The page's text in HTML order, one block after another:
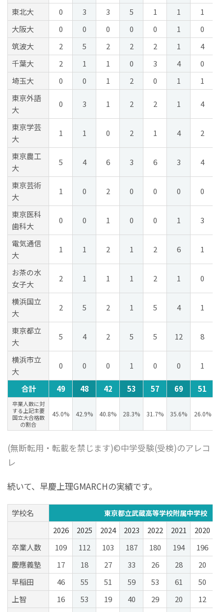
東北大
0 3 3 5 1 1
1
大阪大
0 0 0 0 0 1
0
筑波大
2 5 2 2 2 1
4
千葉大
2 1 1 0 3 4
0
埼玉大
0 0 1 2 0 1
1
東京外語
大
0 3 1 2 2 1 4
東京学芸
大
1 1 0 2 1 4 2
東京農工
大
5 4 6 3 6 3 4
東京芸術
大
1 0 2 0 0 0 0
東京医科
歯科大
0 0 1 0 0 1 3
電気通信
大
1 1 2 1 2 6 1
お茶の水
女子大
2 1 1 1 2 1 0
横浜国立
大
2 5 2 1 5 4 1
東京都立
大
5 4 2 5 5 12 8
横浜市立
大
0 0 0 1 0 0 1
合計 49 48 42 53 57 69 51
卒業人数に対
する上記主要
国立大合格数
の割合
45.0% 42.9% 40.8% 28.3% 31.7% 35.6% 26.0%
(無断転用・転載を禁じます)©中学受験(受検)のアレコ
レ
続いて、早慶上理GMARCHの実績です。
学校名 東京都立武蔵高等学校附属中学校
2026 2025 2024 2023 2022 2021 2020
卒業人数
109 112 103 187 180 194
196
慶應義塾
17 18 27 33 26 28
20
早稲田
46 55 51 59 53 61
50
上智
16 53 19 40 29 20
12